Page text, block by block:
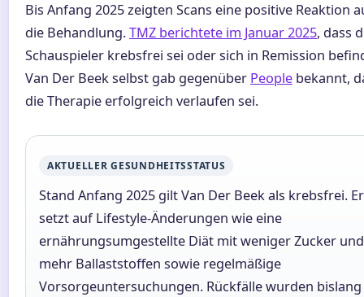
Bis Anfang 2025 zeigten Scans eine positive Reaktion
die Behandlung.TMZ berichtete im Januar 2025, dass
Schauspieler krebsfrei sei oder sich in Remission
Van Der Beek selbst gab gegenüber People bekannt,
die Therapie erfolgreich verlaufen sei.
AKTUELLER GESUNDHEITSSTATUS
Stand Anfang 2025 gilt Van Der Beek als krebsfrei. Er
setzt auf Lifestyle-Änderungen wie eine
ernährungsumgestellte Diät mit weniger Zucker und
mehr Ballaststoffen sowie regelmäßige
Vorsorgeuntersuchungen. Rückfälle wurden bislang